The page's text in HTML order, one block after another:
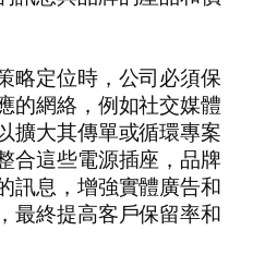
略定位時，公司必須保
的網絡，例如社交媒體
擴大其傳單或循環專案
合這些電源插座，品牌
訊息，增強實體廣告和
最終提高客戶保留率和